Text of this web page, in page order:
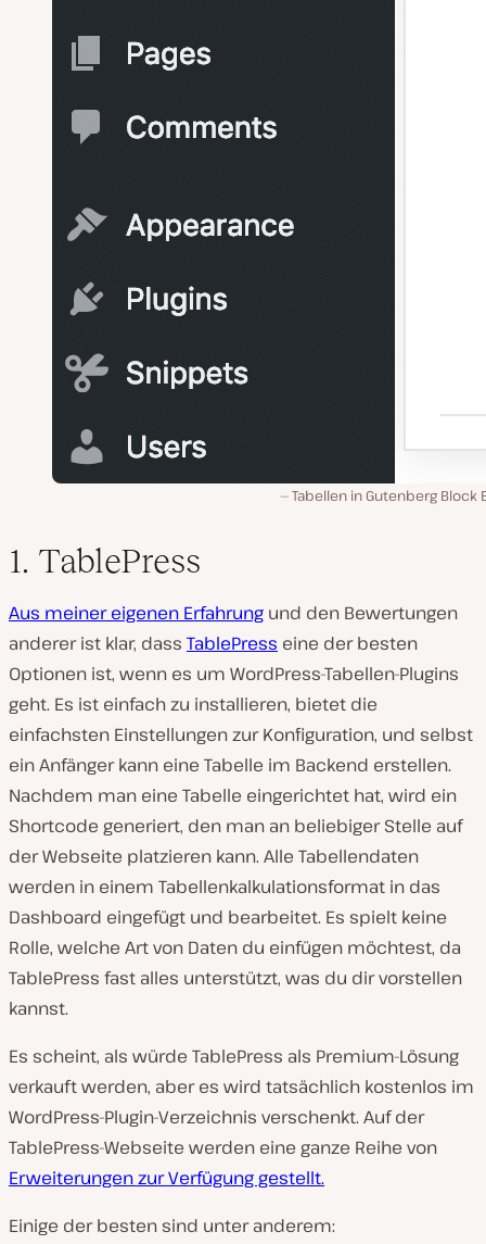
Tabellen in Gutenberg Block
1. TablePress
Aus meiner eigenen Erfahrung und den Bewertungen
anderer ist klar, dass TablePress eine der besten
Optionen ist, wenn es um WordPress-Tabellen-Plugins
geht. Es ist einfach zu installieren, bietet die
einfachsten Einstellungen zur Konfiguration, und selbst
ein Anfänger kann eine Tabelle im Backend erstellen.
Nachdem man eine Tabelle eingerichtet hat, wird ein
Shortcode generiert, den man an beliebiger Stelle auf
der Webseite platzieren kann. Alle Tabellendaten
werden in einem Tabellenkalkulationsformat in das
Dashboard eingefügt und bearbeitet. Es spielt keine
Rolle, welche Art von Daten du einfügen möchtest, da
TablePress fast alles unterstützt, was du dir vorstellen
kannst.
Es scheint, als würde TablePress als Premium-Lösung
verkauft werden, aber es wird tatsächlich kostenlos im
WordPress-Plugin-Verzeichnis verschenkt. Auf der
TablePress-Webseite werden eine ganze Reihe von
Erweiterungen zur Verfügung gestellt.
Einige der besten sind unter anderem: